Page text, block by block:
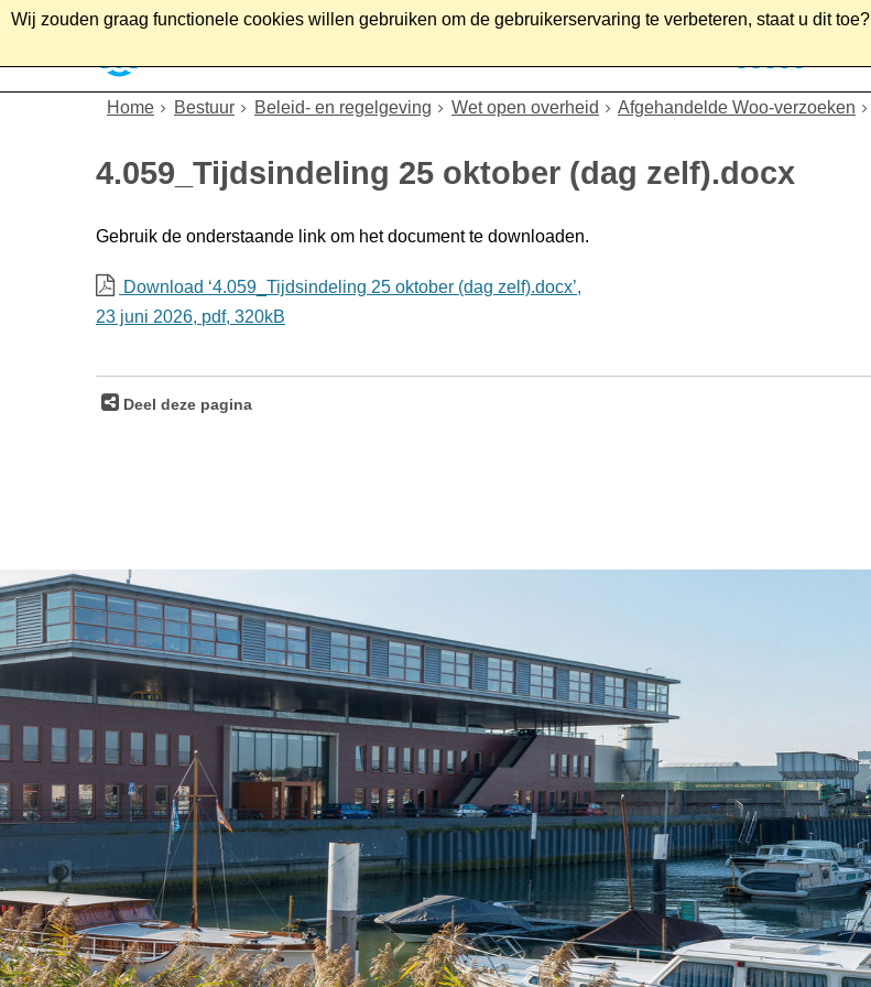
Wij zouden graag functionele cookies willen gebruiken om de gebruikerservaring te verbeteren, staat u dit toe?
Home Bestuur Beleid- en regelgeving Wet open overheid Afgehandelde Woo-verzoeken
4.059_Tijdsindeling 25 oktober (dag zelf).docx
Gebruik de onderstaande link om het document te downloaden.
Download ‘4.059_Tijdsindeling 25 oktober (dag zelf).docx’,
23 juni 2026, pdf, 320kB
Deel deze pagina